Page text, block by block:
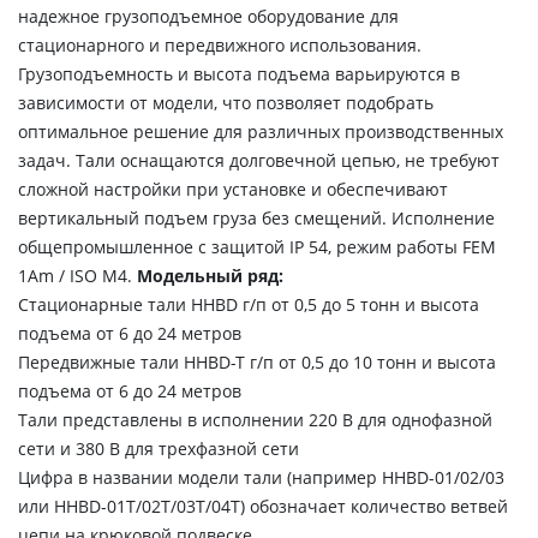
надежное грузоподъемное оборудование для
стационарного и передвижного использования.
Грузоподъемность и высота подъема варьируются в
зависимости от модели, что позволяет подобрать
оптимальное решение для различных производственных
задач. Тали оснащаются долговечной цепью, не требуют
сложной настройки при установке и обеспечивают
вертикальный подъем груза без смещений. Исполнение
общепромышленное с защитой IP 54, режим работы FEM
1Аm / ISO M4. Модельный ряд:
Стационарные тали HHBD г/п от 0,5 до 5 тонн и высота
подъема от 6 до 24 метров
Передвижные тали HHBD-T г/п от 0,5 до 10 тонн и высота
подъема от 6 до 24 метров
Тали представлены в исполнении 220 В для однофазной
сети и 380 В для трехфазной сети
Цифра в названии модели тали (например HHBD-01/02/03
или HHBD-01T/02T/03T/04T) обозначает количество ветвей